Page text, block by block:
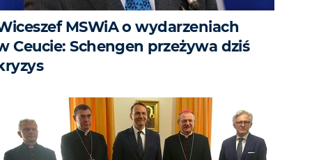
MSWiA o wydarzeniach
Ceucie: Schengen przeżywa dziś